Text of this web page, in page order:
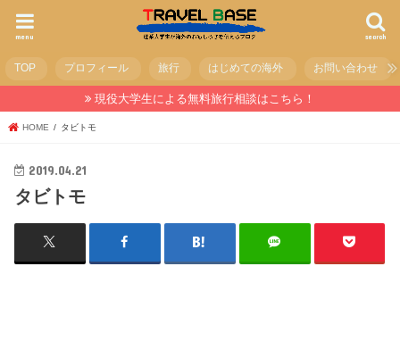
search
menu
TOP プロフィール 旅行 はじめての海外 お問い合わせ
現役大学生による無料旅行相談はこちら！
HOME タビトモ
2019.04.21
タビトモ